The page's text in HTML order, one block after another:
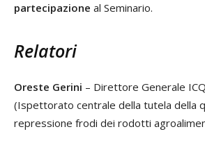
partecipazione al Seminario.
Relatori
Oreste Gerini – Direttore Generale
(Ispettorato centrale della tutela della
repressione frodi dei rodotti